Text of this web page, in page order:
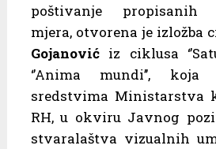
poštivanje propisanih
mjera, otvorena je izložba
Gojanovićiz ciklusa
‘’Anima mundi’’,
sredstvima Ministarstva
RH, u okviru Javnog
stvaralaštva vizualnih